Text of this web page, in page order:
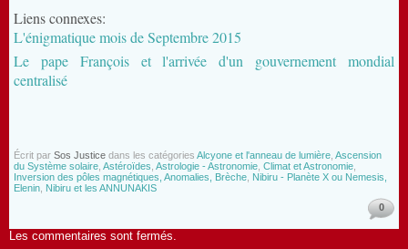
Liens connexes:
L'énigmatique mois de Septembre 2015
Le pape François et l'arrivée d'un gouvernement mondial
centralisé
Écrit par Sos Justice dans les catégories Alcyone et l'anneau de lumière Ascension
du Système solaire Astéroïdes Astrologie - Astronomie Climat et Astronomie
Inversion des pôles magnétiques, Anomalies, Brèche Nibiru - Planète X ou Nemesis,
Elenin Nibiru et les ANNUNAKIS
0
Les commentaires sont fermés.